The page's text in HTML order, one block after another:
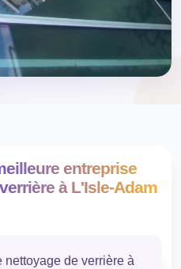
entreprise
à L'Isle-Adam
de verrière à